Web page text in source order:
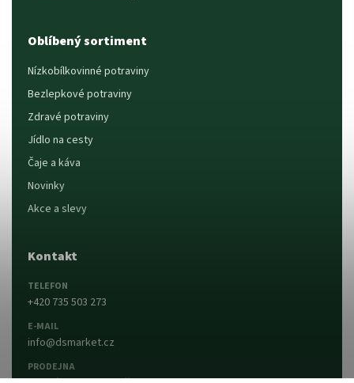
Oblíbený sortiment
Nízkobílkovinné potraviny
Bezlepkové potraviny
Zdravé potraviny
Jídlo na cesty
Čaje a káva
Novinky
Akce a slevy
Kontakt
TELEFON
+420 735 503 273
E-MAIL
info@dsmarket.cz
PRODEJNA